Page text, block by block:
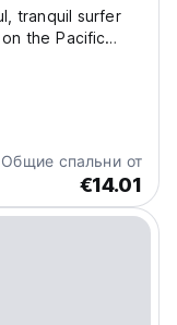
tranquil surfer
the Pacific
have their
of the Pacific
Общие спальни от
€14.01